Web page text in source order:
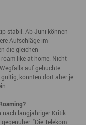
stabil. Ab Juni können
Aufschläge im
die gleichen
like at home. Nicht
auf gebuchte
könnten dort aber je
nach langjähriger Kritik
"Die Telekom